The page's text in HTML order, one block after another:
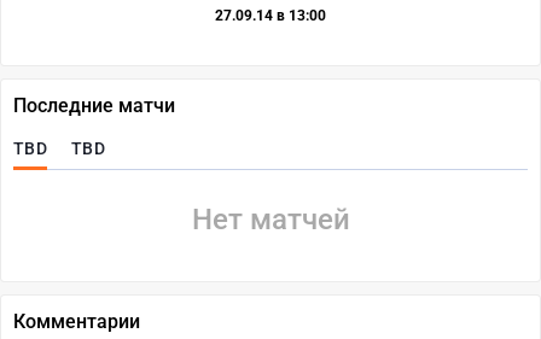
27.09.14 в 13:00
Последние матчи
TBD TBD
Нет матчей
Комментарии